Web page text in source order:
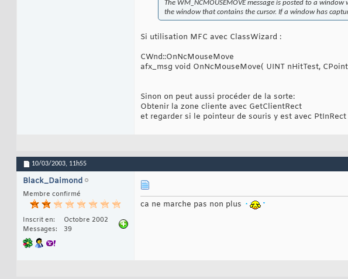
The WM_NCMOUSEMOVE message is posted to a
the window that contains the cursor. If a window has
Si utilisation MFC avec ClassWizard :
CWnd::OnNcMouseMove
afx_msg void OnNcMouseMove( UINT nHitTest,
Sinon on peut aussi procéder de la sorte:
Obtenir la zone cliente avec GetClientRect
et regarder si le pointeur de souris y est avec PtInRect
10/03/2003, 11h55
Black_Daimond
Membre confirmé
Inscrit en
Octobre 2002
Messages
39
ca ne marche pas non plus